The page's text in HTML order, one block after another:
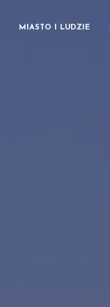
MIASTO I LUDZIE